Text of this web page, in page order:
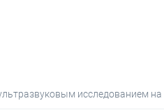
исследованием на